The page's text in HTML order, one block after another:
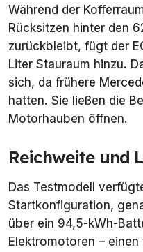
Während der
Rücksitzen hinter den
zurückbleibt, fügt der
Liter Stauraum hinzu.
sich, da frühere
hatten. Sie ließen die
Motorhauben öffnen.
Reichweite und
Das Testmodell
Startkonfiguration,
über ein 94,5-kWh-
Elektromotoren –